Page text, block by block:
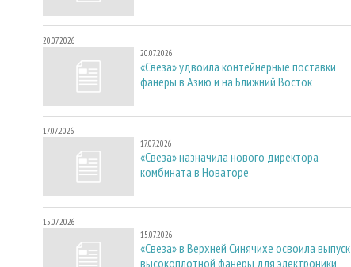
20.07.2026
20.07.2026
«Свеза» удвоила контейнерные поставки
фанеры в Азию и на Ближний Восток
17.07.2026
17.07.2026
«Свеза» назначила нового директора
комбината в Новаторе
15.07.2026
15.07.2026
«Свеза» в Верхней Синячихе освоила выпуск
высокоплотной фанеры для электроники